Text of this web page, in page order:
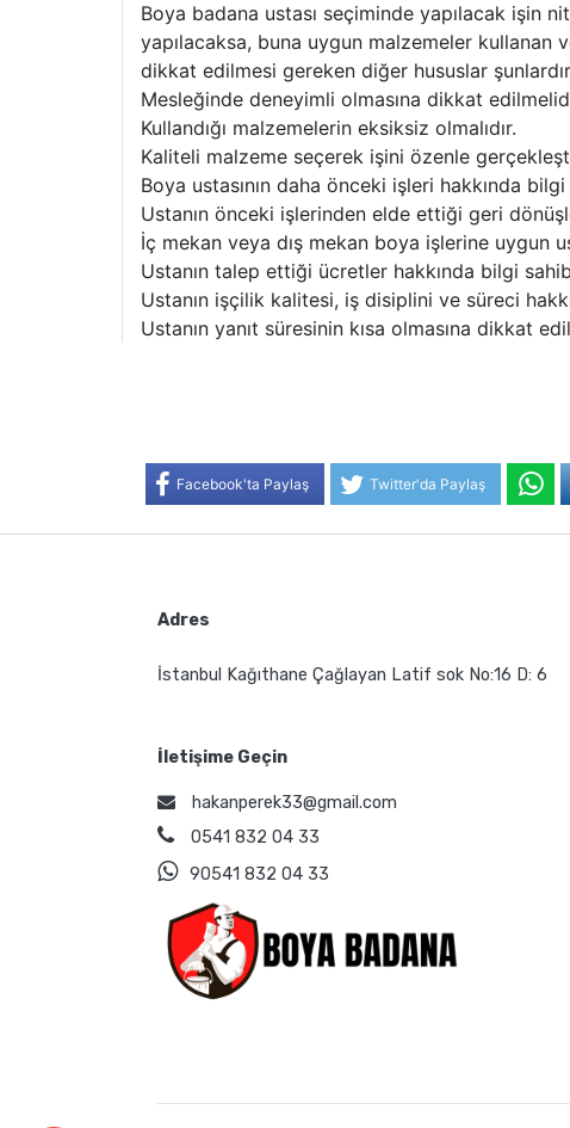
Boya badana ustası seçiminde yapılacak işin
yapılacaksa, buna uygun malzemeler kullanan
dikkat edilmesi gereken diğer hususlar
Mesleğinde deneyimli olmasına dikkat
Kullandığı malzemelerin eksiksiz olmalıdır.
Kaliteli malzeme seçerek işini özenle
Boya ustasının daha önceki işleri hakkında
Ustanın önceki işlerinden elde ettiği geri
İç mekan veya dış mekan boya işlerine uygun
Ustanın talep ettiği ücretler hakkında bilgi
Ustanın işçilik kalitesi, iş disiplini ve süreci
Ustanın yanıt süresinin kısa olmasına dikkat
Facebook'ta Paylaş Twitter'da Paylaş
Adres
İstanbul Kağıthane Çağlayan Latif sok No:16 D: 6
İletişime Geçin
hakanperek33@gmail.com
0541 832 04 33
90541 832 04 33